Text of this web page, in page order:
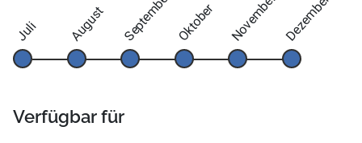
Juli August September Oktober November Dezember
Verfügbar für